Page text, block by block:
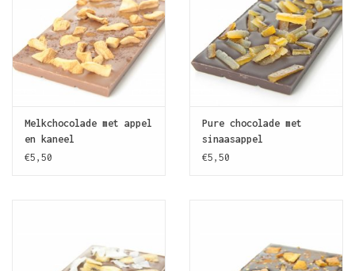
Melkchocolade met appel
en kaneel
€5,50
Pure chocolade met
sinaasappel
€5,50